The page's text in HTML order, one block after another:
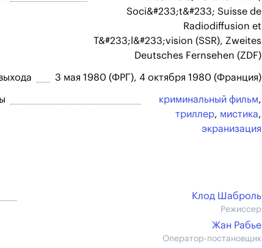
Soci&#233;t&#233; Suisse de
Radiodiffusion et
T&#233;l&#233;vision (SSR), Zweites
Deutsches Fernsehen (ZDF)
3 мая 1980 (ФРГ), 4 октября 1980 (Франция)
криминальный фильм,
триллер, мистика,
экранизация
Клод Шаброль
Режиссер
Жан Рабье
Оператор-постановщик